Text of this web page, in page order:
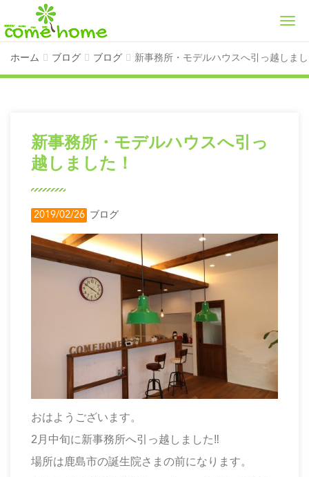
ホーム ブログ ブログ 新事務所・モデルハウスへ引っ越しま
新事務所・モデルハウスへ引っ
越しました！
2019/02/26 ブログ
おはようございます。
2月中旬に新事務所へ引っ越しました‼
場所は鹿島市の誕生院さまの前になります。